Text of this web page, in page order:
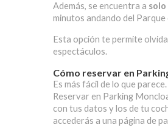
Además, se encuentra a
minutos andando del Parque
Esta opción te permite
espectáculos.
Cómo reservar en
Es más fácil de lo que parece.
Reservar en Parking
con tus datos y los de tu
accederás a una página de